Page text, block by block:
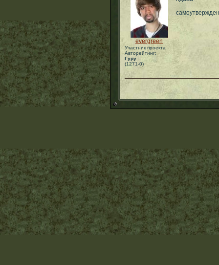
evergreen
Участник проекта
Авторейтинг:
Гуру
(1271-0)